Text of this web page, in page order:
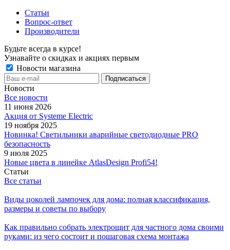
Статьи
Вопрос-ответ
Производители
Будьте всегда в курсе!
Узнавайте о скидках и акциях первым
Новости магазина
Новости
Все новости
11 июня 2026
Акция от Systeme Electric
19 ноября 2025
Новинка! Светильники аварийные светодиодные PRO
безопасность
9 июля 2025
Новые цвета в линейке AtlasDesign Profi54!
Статьи
Все статьи
Виды цоколей лампочек для дома: полная классификация,
размеры и советы по выбору
Как правильно собрать электрощит для частного дома своими
руками: из чего состоит и пошаговая схема монтажа